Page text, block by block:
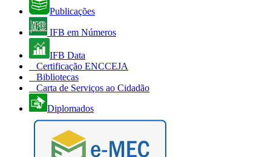
Publicações
IFB em Números
IFB Data
Certificação ENCCEJA
Bibliotecas
Carta de Serviços ao Cidadão
Diplomados